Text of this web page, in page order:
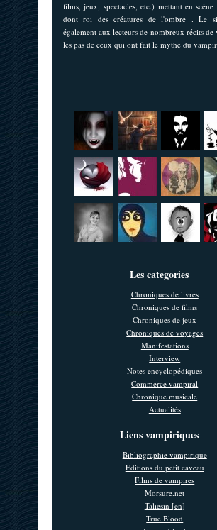
films, jeux, spectacles, etc.) mettant en
dont roi des créatures de l'ombre . Le
également aux lecteurs de nombreux récits de
les pas de ceux qui ont fait le mythe du
Les categories
Chroniques de livres
Chroniques de films
Chroniques de jeux
Chroniques de voyages
Manifestations
Interview
Notes encyclopédiques
Commerce vampiral
Chronique musicale
Actualités
Liens vampiriques
Bibliographie vampirique
Editions du petit caveau
Films de vampires
Morsure.net
Taliesin [en]
True Blood